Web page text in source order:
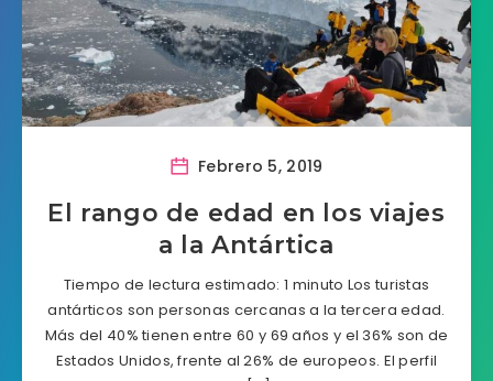
Febrero 5, 2019
El rango de edad en los viajes
a la Antártica
Tiempo de lectura estimado: 1 minuto Los turistas
antárticos son personas cercanas a la tercera edad.
Más del 40% tienen entre 60 y 69 años y el 36% son de
Estados Unidos, frente al 26% de europeos. El perfil